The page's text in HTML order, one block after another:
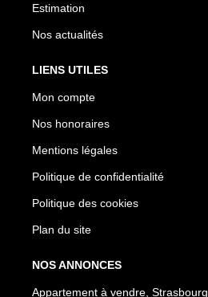
Estimation
Nos actualités
LIENS UTILES
Mon compte
Nos honoraires
Mentions légales
Politique de confidentialité
Politique des cookies
Plan du site
NOS ANNONCES
Appartement à vendre, Strasbourg